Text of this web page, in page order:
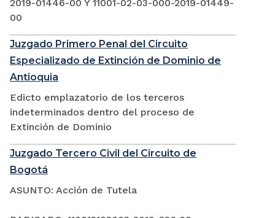
2019-01446-00 Y 11001-02-03-000-2019-01449-
00
Juzgado Primero Penal del Circuito
Especializado de Extinción de Dominio de
Antioquia
Edicto emplazatorio de los terceros
indeterminados dentro del proceso de
Extinción de Dominio
Juzgado Tercero Civil del Circuito de
Bogotá
ASUNTO: Acción de Tutela